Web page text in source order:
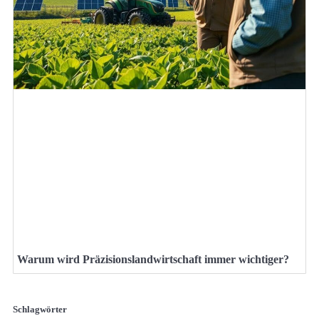
Warum wird Präzisionslandwirtschaft immer wichtiger?
Schlagwörter